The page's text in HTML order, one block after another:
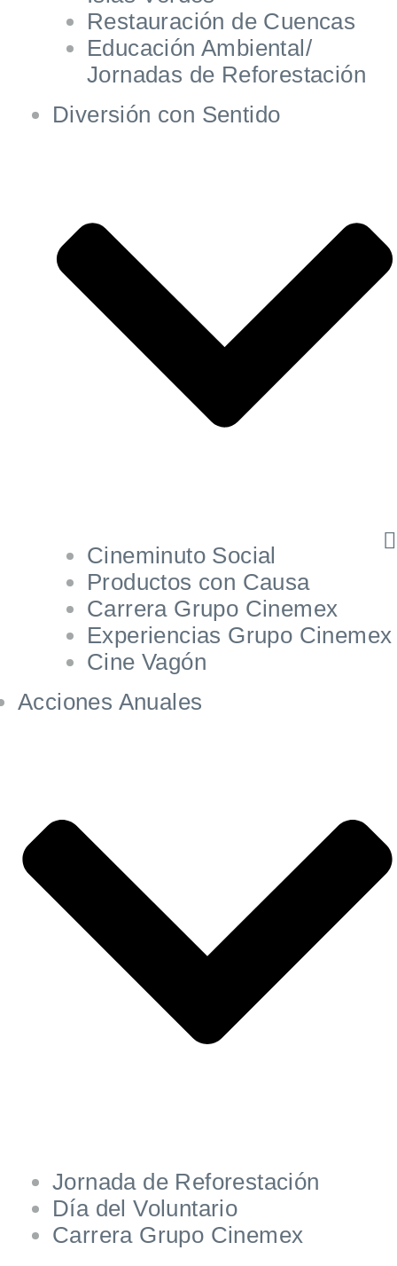
Restauración de Cuencas
Educación Ambiental/
Jornadas de Reforestación
Diversión con Sentido
Cineminuto Social
Productos con Causa
Carrera Grupo Cinemex
Experiencias Grupo Cinemex
Cine Vagón
Acciones Anuales
Jornada de Reforestación
Día del Voluntario
Carrera Grupo Cinemex